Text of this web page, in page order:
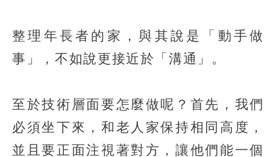
整理年長者的家，與其說是「動手做
事」，不如說更接近於「溝通」。
至於技術層面要怎麼做呢？首先，我們
必須坐下來，和老人家保持相同高度，
並且要正面注視著對方，讓他們能一個